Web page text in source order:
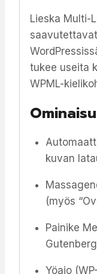
Lieska Multi-
tukee useita
WPML-
kuvan
(myös
Painike
Yöajo